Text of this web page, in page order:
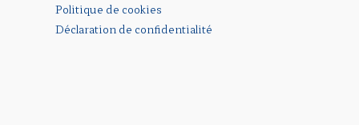
Politique de cookies
Déclaration de confidentialité